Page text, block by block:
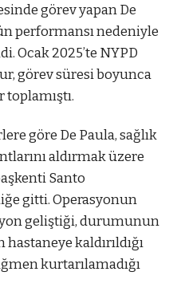
görev yapan De
performansı nedeniyle
Ocak 2025’te NYPD
görev süresi boyunca
göre De Paula, sağlık
aldırmak üzere
Santo
gitti. Operasyonun
geliştiği, durumunun
kaldırıldığı
kurtarılamadığı